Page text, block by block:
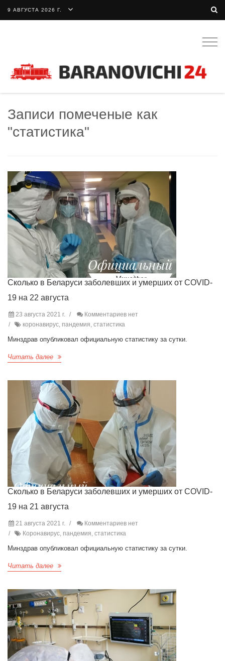
9 АВГУСТА 2026 Г.
Записи помеченые как
"статистика"
Сколько в Беларуси заболевших и умерших от COVID-
19 на 22 августа
23 августа 2021 г.
Комментариев нет
коронавирус, пандемия, статистика
Минздрав опубликовал официальную статистику за сутки.
Читать далее
Сколько в Беларуси заболевших и умерших от COVID-
19 на 21 августа
21 августа 2021 г.
Комментариев нет
Коронавирус, пандемия, статистика
Минздрав опубликовал официальную статистику за сутки.
Читать далее